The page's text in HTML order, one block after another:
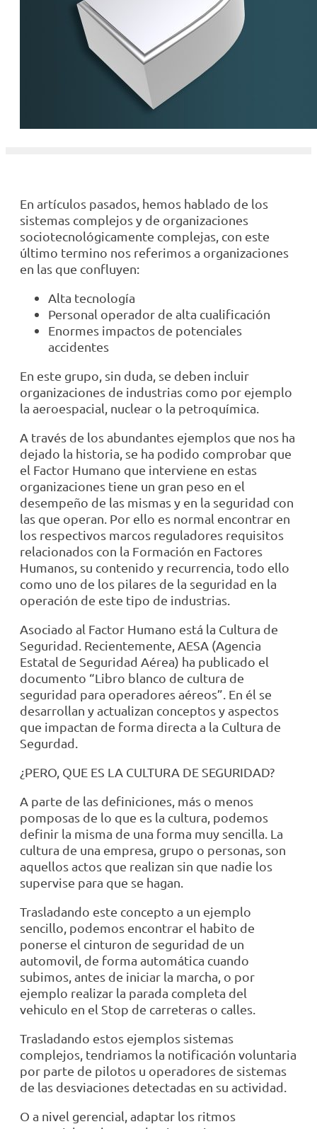
En artículos pasados, hemos hablado de los
sistemas complejos y de organizaciones
sociotecnológicamente complejas, con este
último termino nos referimos a organizaciones
en las que confluyen:
Alta tecnología
Personal operador de alta cualificación
Enormes impactos de potenciales
accidentes
En este grupo, sin duda, se deben incluir
organizaciones de industrias como por ejemplo
la aeroespacial, nuclear o la petroquímica.
A través de los abundantes ejemplos que nos ha
dejado la historia, se ha podido comprobar que
el Factor Humano que interviene en estas
organizaciones tiene un gran peso en el
desempeño de las mismas y en la seguridad con
las que operan. Por ello es normal encontrar en
los respectivos marcos reguladores requisitos
relacionados con la Formación en Factores
Humanos, su contenido y recurrencia, todo ello
como uno de los pilares de la seguridad en la
operación de este tipo de industrias.
Asociado al Factor Humano está la Cultura de
Seguridad. Recientemente, AESA (Agencia
Estatal de Seguridad Aérea) ha publicado el
documento “Libro blanco de cultura de
seguridad para operadores aéreos”. En él se
desarrollan y actualizan conceptos y aspectos
que impactan de forma directa a la Cultura de
Segurdad.
¿PERO, QUE ES LA CULTURA DE SEGURIDAD?
A parte de las definiciones, más o menos
pomposas de lo que es la cultura, podemos
definir la misma de una forma muy sencilla. La
cultura de una empresa, grupo o personas, son
aquellos actos que realizan sin que nadie los
supervise para que se hagan.
Trasladando este concepto a un ejemplo
sencillo, podemos encontrar el habito de
ponerse el cinturon de seguridad de un
automovil, de forma automática cuando
subimos, antes de iniciar la marcha, o por
ejemplo realizar la parada completa del
vehiculo en el Stop de carreteras o calles.
Trasladando estos ejemplos sistemas
complejos, tendriamos la notificación voluntaria
por parte de pilotos u operadores de sistemas
de las desviaciones detectadas en su actividad.
O a nivel gerencial, adaptar los ritmos